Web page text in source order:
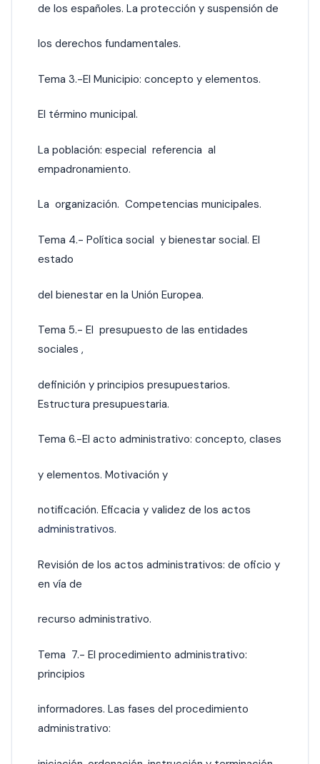
de los españoles. La protección y suspensión de
los derechos fundamentales.
Tema 3.-El Municipio: concepto y elementos.
El término municipal.
La población: especial referencia al
empadronamiento.
La organización. Competencias municipales.
Tema 4.- Política social y bienestar social. El
estado
del bienestar en la Unión Europea.
Tema 5.- El presupuesto de las entidades
sociales ,
definición y principios presupuestarios.
Estructura presupuestaria.
Tema 6.-El acto administrativo: concepto, clases
y elementos. Motivación y
notificación. Eficacia y validez de los actos
administrativos.
Revisión de los actos administrativos: de oficio y
en vía de
recurso administrativo.
Tema 7.- El procedimiento administrativo:
principios
informadores. Las fases del procedimiento
administrativo: